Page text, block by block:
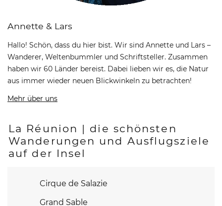
Annette & Lars
Hallo! Schön, dass du hier bist. Wir sind Annette und Lars –
Wanderer, Weltenbummler und Schriftsteller. Zusammen
haben wir 60 Länder bereist. Dabei lieben wir es, die Natur
aus immer wieder neuen Blickwinkeln zu betrachten!
Mehr über uns
La Réunion | die schönsten
Wanderungen und Ausflugsziele
auf der Insel
Cirque de Salazie
Grand Sable